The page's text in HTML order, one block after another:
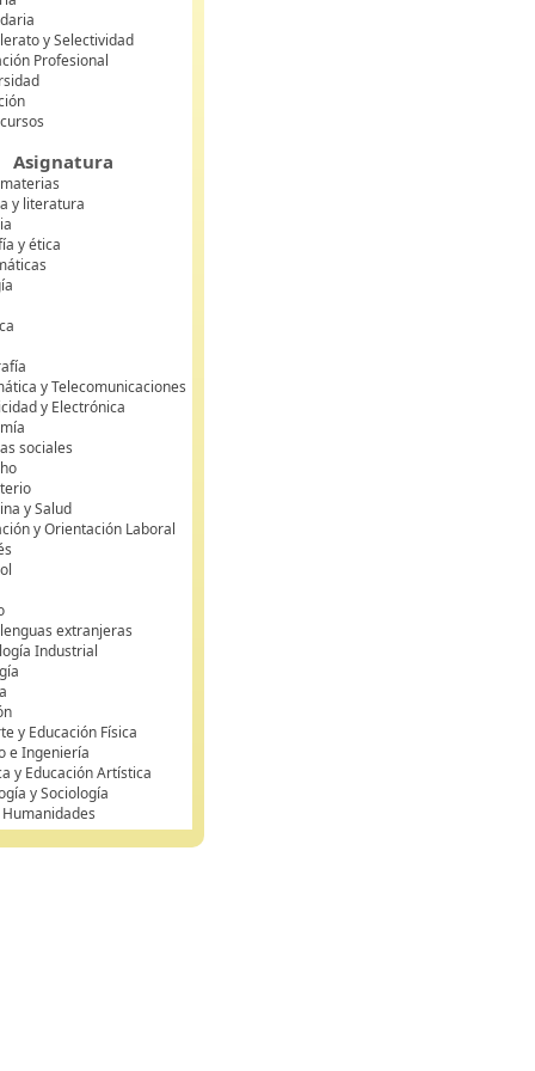
y Selectividad
Profesional
Asignatura
y literatura
y ética
y Telecomunicaciones
y Electrónica
sociales
y Salud
y Orientación Laboral
extranjeras
Industrial
y Educación Física
e Ingeniería
y Educación Artística
y Sociología